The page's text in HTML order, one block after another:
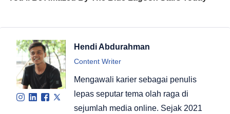
Hendi Abdurahman
Content Writer
Mengawali karier sebagai penulis
lepas seputar tema olah raga di
sejumlah media online. Sejak 2021